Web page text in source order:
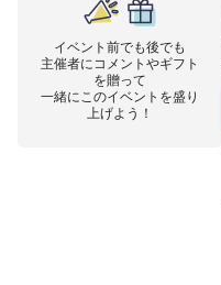
イベント前でも後でも
主催者にコメントやギフト
を贈って
一緒にこのイベントを盛り
上げよう！